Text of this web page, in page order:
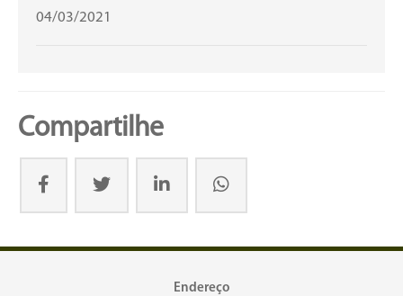
04/03/2021
Compartilhe
Endereço